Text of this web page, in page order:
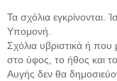
Τα σχόλια εγκρίνονται.
Υπομονή.
Σχόλια υβριστικά ή
στο ύφος, το ήθος και
Αυγής δεν θα